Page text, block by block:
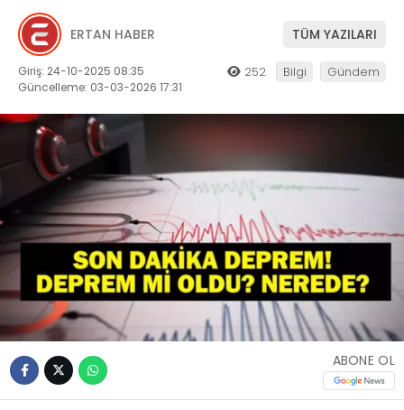
ERTAN HABER TÜM YAZILARI
Giriş: 24-10-2025 08:35
Güncelleme: 03-03-2026 17:31
252 Bilgi Gündem
ABONE OL